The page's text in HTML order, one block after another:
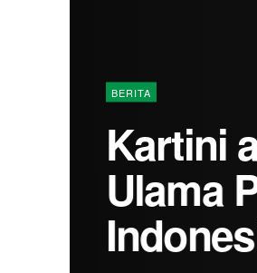
BERITA
Kartini
Ulama